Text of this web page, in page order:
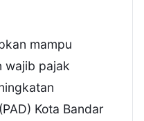
mampu
wajib pajak
Kota Bandar